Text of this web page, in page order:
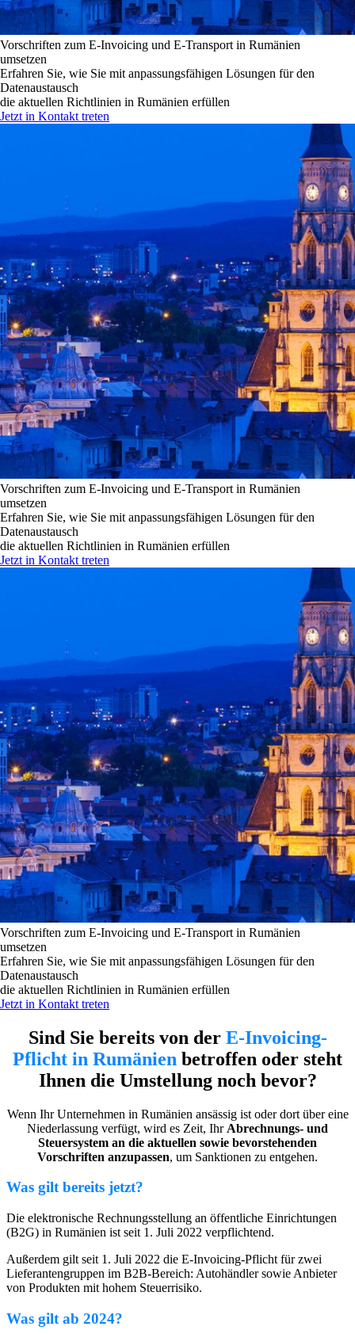
Vorschriften zum E-Invoicing und E-Transport in Rumänien
umsetzen
Erfahren Sie, wie Sie mit anpassungsfähigen Lösungen für den
Datenaustausch
die aktuellen Richtlinien in Rumänien erfüllen
Jetzt in Kontakt treten
Vorschriften zum E-Invoicing und E-Transport in Rumänien
umsetzen
Erfahren Sie, wie Sie mit anpassungsfähigen Lösungen für den
Datenaustausch
die aktuellen Richtlinien in Rumänien erfüllen
Jetzt in Kontakt treten
Vorschriften zum E-Invoicing und E-Transport in Rumänien
umsetzen
Erfahren Sie, wie Sie mit anpassungsfähigen Lösungen für den
Datenaustausch
die aktuellen Richtlinien in Rumänien erfüllen
Jetzt in Kontakt treten
Sind Sie bereits von der E-Invoicing-
Pflicht in Rumänien betroffen oder steht
Ihnen die Umstellung noch bevor?
Wenn Ihr Unternehmen in Rumänien ansässig ist oder dort über eine
Niederlassung verfügt, wird es Zeit, Ihr Abrechnungs- und
Steuersystem an die aktuellen sowie bevorstehenden
Vorschriften anzupassen, um Sanktionen zu entgehen.
Was gilt bereits jetzt?
Die elektronische Rechnungsstellung an öffentliche Einrichtungen
(B2G) in Rumänien ist seit 1. Juli 2022 verpflichtend.
Außerdem gilt seit 1. Juli 2022 die E-Invoicing-Pflicht für zwei
Lieferantengruppen im B2B-Bereich: Autohändler sowie Anbieter
von Produkten mit hohem Steuerrisiko.
Was gilt ab 2024?